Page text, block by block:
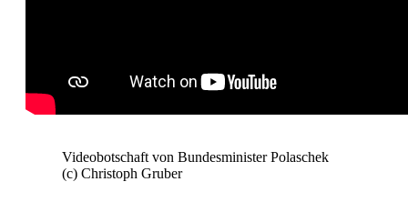
Videobotschaft von Bundesminister Polaschek
(c) Christoph Gruber